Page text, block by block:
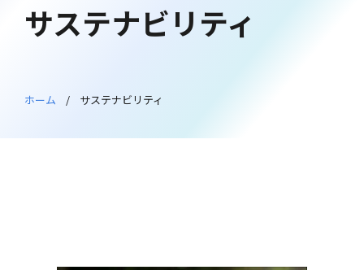
サステナビリティ
ホーム サステナビリティ